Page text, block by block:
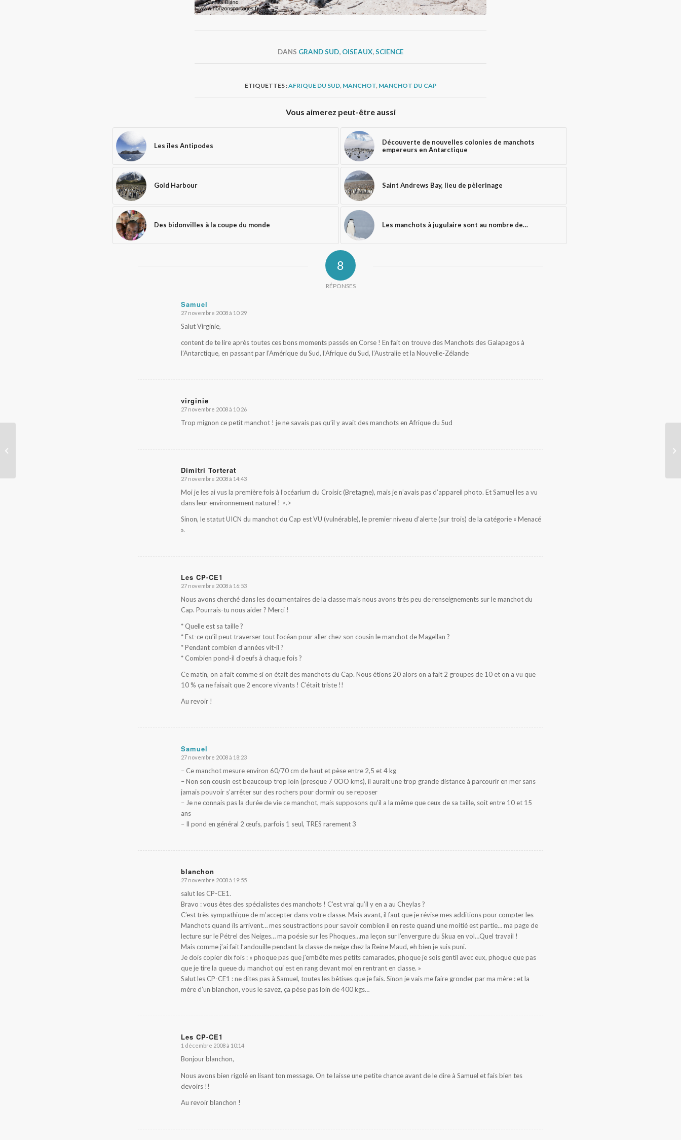
DANS GRAND SUD, OISEAUX,SCIENCE
ETIQUETTES :AFRIQUE DU SUD, MANCHOT, MANCHOT DU CAP
Vous aimerez peut-être aussi
Les îles Antipodes
Découverte de nouvelles colonies de manchots
empereurs en Antarctique
Gold Harbour Saint Andrews Bay, lieu de pèlerinage
Des bidonvilles à la coupe du monde Les manchots à jugulaire sont au nombre de…
8
RÉPONSES
Samuel
dit
27 novembre 2008 à 10:29
Salut Virginie,
content de te lire après toutes ces bons moments passés en Corse ! En fait on trouve des Manchots des Galapagos à
l’Antarctique, en passant par l’Amérique du Sud, l’Afrique du Sud, l’Australie et la Nouvelle-Zélande
virginie
dit
27 novembre 2008 à 10:26
Trop mignon ce petit manchot ! je ne savais pas qu’il y avait des manchots en Afrique du Sud
Dimitri Torterat
dit
27 novembre 2008 à 14:43
Moi je les ai vus la première fois à l’océarium du Croisic (Bretagne), mais je n’avais pas d’appareil photo. Et Samuel les a vu
dans leur environnement naturel ! >.>
Sinon, le statut UICN du manchot du Cap est VU (vulnérable), le premier niveau d’alerte (sur trois) de la catégorie « Menacé
».
Les CP-CE1
dit
27 novembre 2008 à 16:53
Nous avons cherché dans les documentaires de la classe mais nous avons très peu de renseignements sur le manchot du
Cap. Pourrais-tu nous aider ? Merci !
* Quelle est sa taille ?
* Est-ce qu’il peut traverser tout l’océan pour aller chez son cousin le manchot de Magellan ?
* Pendant combien d’années vit-il ?
* Combien pond-il d’oeufs à chaque fois ?
Ce matin, on a fait comme si on était des manchots du Cap. Nous étions 20 alors on a fait 2 groupes de 10 et on a vu que
10 % ça ne faisait que 2 encore vivants ! C’était triste !!
Au revoir !
Samuel
dit
27 novembre 2008 à 18:23
– Ce manchot mesure environ 60/70 cm de haut et pèse entre 2,5 et 4 kg
– Non son cousin est beaucoup trop loin (presque 7 0OO kms), il aurait une trop grande distance à parcourir en mer sans
jamais pouvoir s’arrêter sur des rochers pour dormir ou se reposer
– Je ne connais pas la durée de vie ce manchot, mais supposons qu’il a la même que ceux de sa taille, soit entre 10 et 15
ans
– Il pond en général 2 œufs, parfois 1 seul, TRES rarement 3
blanchon
dit
27 novembre 2008 à 19:55
salut les CP-CE1.
Bravo : vous êtes des spécialistes des manchots ! C’est vrai qu’il y en a au Cheylas ?
C’est très sympathique de m’accepter dans votre classe. Mais avant, il faut que je révise mes additions pour compter les
Manchots quand ils arrivent… mes soustractions pour savoir combien il en reste quand une moitié est partie… ma page de
lecture sur le Pétrel des Neiges… ma poésie sur les Phoques…ma leçon sur l’envergure du Skua en vol…Quel travail !
Mais comme j’ai fait l’andouille pendant la classe de neige chez la Reine Maud, eh bien je suis puni.
Je dois copier dix fois : « phoque pas que j’embête mes petits camarades, phoque je sois gentil avec eux, phoque que pas
que je tire la queue du manchot qui est en rang devant moi en rentrant en classe. »
Salut les CP-CE1 : ne dites pas à Samuel, toutes les bêtises que je fais. Sinon je vais me faire gronder par ma mère : et la
mère d’un blanchon, vous le savez, ça pèse pas loin de 400 kgs…
Les CP-CE1
dit
1 décembre 2008 à 10:14
Bonjour blanchon,
Nous avons bien rigolé en lisant ton message. On te laisse une petite chance avant de le dire à Samuel et fais bien tes
devoirs !!
Au revoir blanchon !